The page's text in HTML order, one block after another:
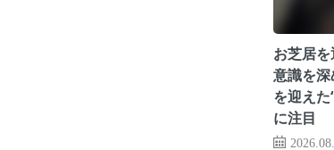
お芝居
意識を
を迎え
に注目